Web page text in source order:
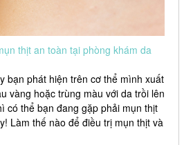
thịt an toàn tại phòng khám da
bạn phát hiện trên cơ thể mình xuất
vàng hoặc trùng màu với da trồi lên
có thể bạn đang gặp phải mụn thịt
Làm thế nào để điều trị mụn thịt và